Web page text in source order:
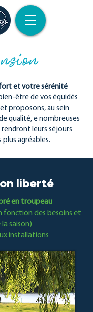
et votre sérénité
être de vos équidés
proposons, au sein
qualité, e nombreuses
leurs séjours
agréables.
liberté
en troupeau
fonction des besoins et
la saison)
installations